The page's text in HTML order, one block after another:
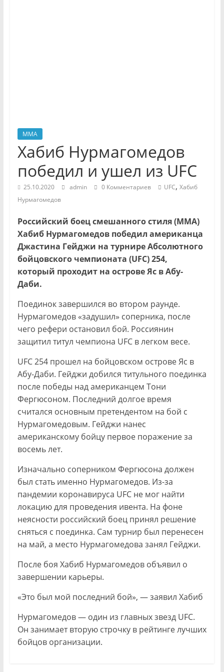
MMA
Хабиб Нурмагомедов
победил и ушел из UFC
25.10.2020 admin 0 Комментариев UFC, Хабиб
Нурмагомедов
Российский боец смешанного стиля (ММА)
Хабиб Нурмагомедов победил американца
Джастина Гейджи на турнире Абсолютного
бойцовского чемпионата (UFC) 254,
который проходит на острове Яс в Абу-
Даби.
Поединок завершился во втором раунде.
Нурмагомедов «задушил» соперника, после
чего рефери остановил бой. Россиянин
защитил титул чемпиона UFC в легком весе.
UFC 254 прошел на бойцовском острове Яс в
Абу-Даби. Гейджи добился титульного поединка
после победы над американцем Тони
Фергюсоном. Последний долгое время
считался основным претендентом на бой с
Нурмагомедовым. Гейджи нанес
американскому бойцу первое поражение за
восемь лет.
Изначально соперником Фергюсона должен
был стать именно Нурмагомедов. Из-за
пандемии коронавируса UFC не мог найти
локацию для проведения ивента. На фоне
неясности российский боец принял решение
сняться с поединка. Сам турнир был перенесен
на май, а место Нурмагомедова занял Гейджи.
После боя Хабиб Нурмагомедов объявил о
завершении карьеры.
«Это был мой последний бой», — заявил Хабиб
Нурмагомедов — один из главных звезд UFC.
Он занимает вторую строчку в рейтинге лучших
бойцов организации.